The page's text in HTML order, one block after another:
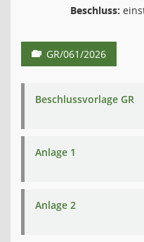
Beschluss:
GR/061/2026
Beschlussvorlage GR
Anlage 1
Anlage 2